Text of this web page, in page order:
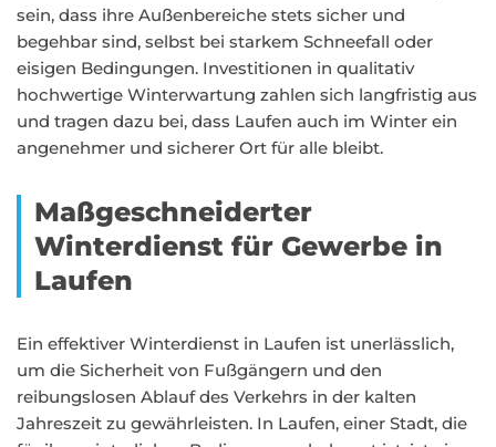
sein, dass ihre Außenbereiche stets sicher und
begehbar sind, selbst bei starkem Schneefall oder
eisigen Bedingungen. Investitionen in qualitativ
hochwertige Winterwartung zahlen sich langfristig aus
und tragen dazu bei, dass Laufen auch im Winter ein
angenehmer und sicherer Ort für alle bleibt.
Maßgeschneiderter
Winterdienst für Gewerbe in
Laufen
Ein effektiver Winterdienst in Laufen ist unerlässlich,
um die Sicherheit von Fußgängern und den
reibungslosen Ablauf des Verkehrs in der kalten
Jahreszeit zu gewährleisten. In Laufen, einer Stadt, die